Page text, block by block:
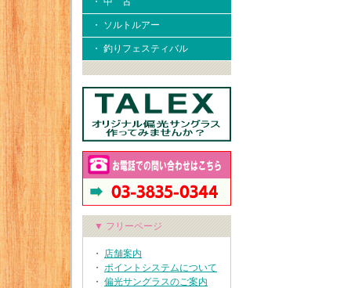
・ ソルトルアー
・ 釣りフェスティバル
▼ フリーページ
・ 店舗案内
・ ポイントシステムについて
・ 偏光サングラスのご案内